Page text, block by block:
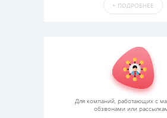
+ ПОДРОБНЕЕ
Для компаний, работающих с
обзвонами или